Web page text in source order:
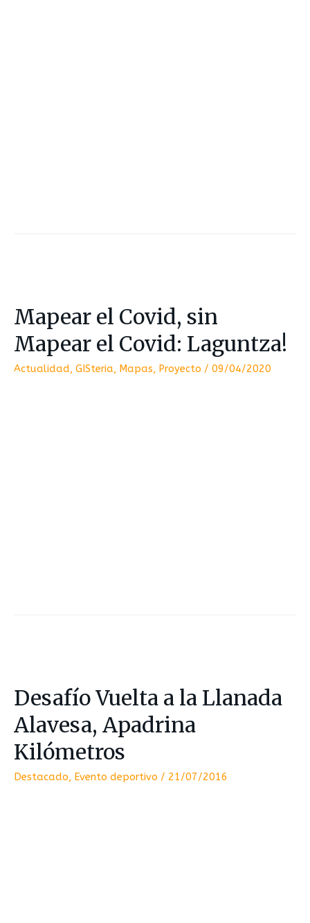
Mapear el Covid, sin
Mapear el Covid: Laguntza!
Actualidad, GISteria, Mapas, Proyecto / 09/04/2020
Desafío Vuelta a la Llanada
Alavesa, Apadrina
Kilómetros
Destacado, Evento deportivo / 21/07/2016